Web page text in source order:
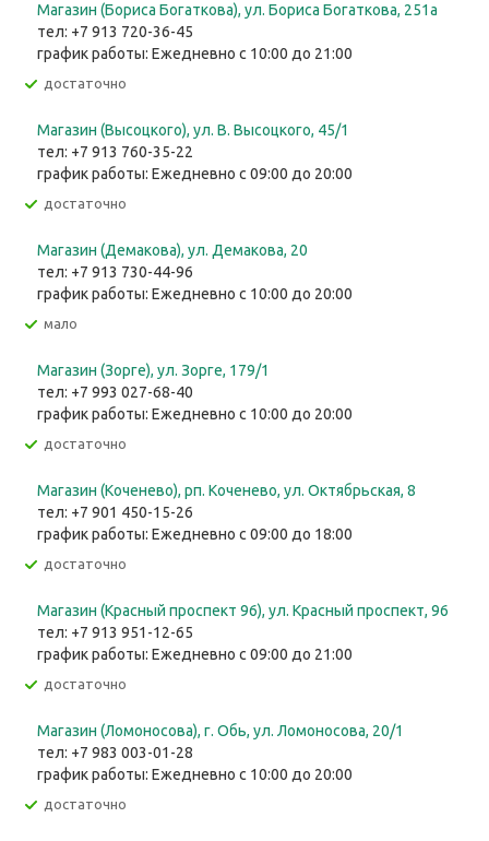
Магазин (Бориса Богаткова), ул. Бориса Богаткова, 251а
тел: +7 913 720-36-45
график работы: Ежедневно с 10:00 до 21:00
Достаточно
Магазин (Высоцкого), ул. ​В. Высоцкого, 45/1
тел: +7 913 760-35-22
график работы: Ежедневно с 09:00 до 20:00
Достаточно
Магазин (Демакова), ул. Демакова, 20
тел: +7 913 730-44-96
график работы: Ежедневно с 10:00 до 20:00
Мало
Магазин (Зорге), ул. Зорге, 179/1
тел: +7 993 027-68-40
график работы: Ежедневно с 10:00 до 20:00
Достаточно
Магазин (Коченево), рп. Коченево, ул. Октябрьская, 8
тел: +7 901 450-15-26
график работы: Ежедневно с 09:00 до 18:00
Достаточно
Магазин (Красный проспект 96), ул. Красный проспект, 96
тел: +7 913 951-12-65
график работы: Ежедневно с 09:00 до 21:00
Достаточно
Магазин (Ломоносова), г. Обь, ул. ​Ломоносова, 20/1
тел: +7 983 003-01-28
график работы: Ежедневно с 10:00 до 20:00
Достаточно